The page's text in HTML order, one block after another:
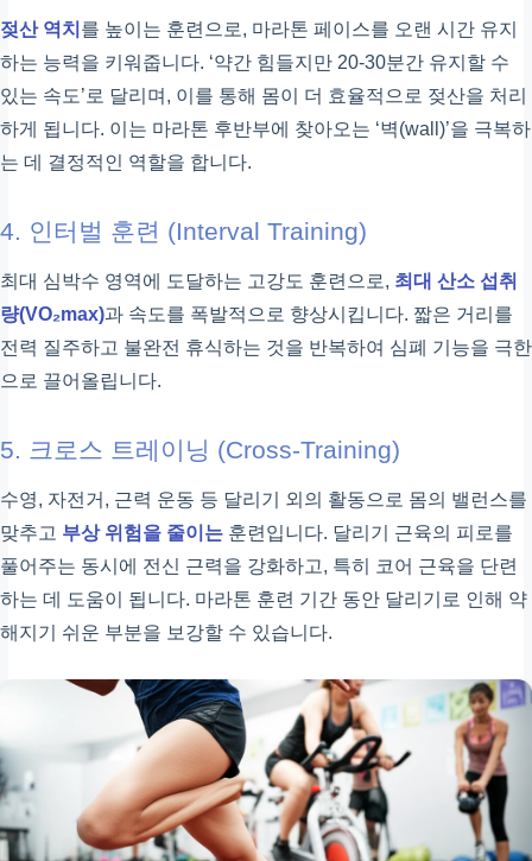
젖산 역치 를 높이는 훈련으로, 마라톤 페이스를 오랜 시간 유지
하는 능력을 키워줍니다. ‘약간 힘들지만 20-30분간 유지할 수
있는 속도’로 달리며, 이를 통해 몸이 더 효율적으로 젖산을 처리
하게 됩니다. 이는 마라톤 후반부에 찾아오는 ‘벽(wall)’을 극복하
는 데 결정적인 역할을 합니다.
4. 인터벌 훈련 (Interval Training)
최대 심박수 영역에 도달하는 고강도 훈련으로, 최대 산소 섭취
량(VO₂max)과 속도를 폭발적으로 향상시킵니다. 짧은 거리를
전력 질주하고 불완전 휴식하는 것을 반복하여 심폐 기능을 극한
으로 끌어올립니다.
5. 크로스 트레이닝 (Cross-Training)
수영, 자전거, 근력 운동 등 달리기 외의 활동으로 몸의 밸런스를
맞추고 부상 위험을 줄이는 훈련입니다. 달리기 근육의 피로를
풀어주는 동시에 전신 근력을 강화하고, 특히 코어 근육을 단련
하는 데 도움이 됩니다. 마라톤 훈련 기간 동안 달리기로 인해 약
해지기 쉬운 부분을 보강할 수 있습니다.